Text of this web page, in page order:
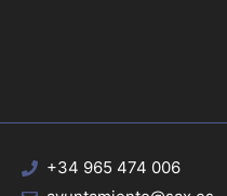
+34 965 474 006